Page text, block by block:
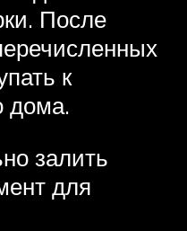
После
к
дома.
залить
для